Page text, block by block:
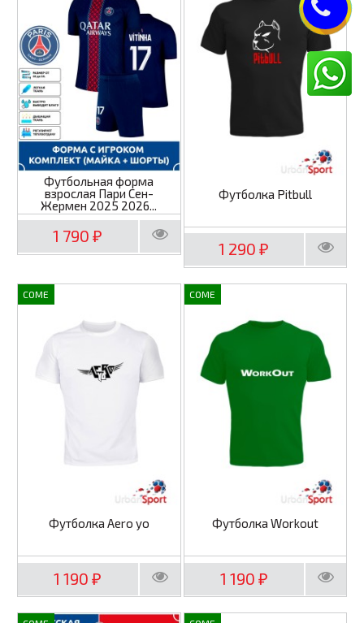
Футбольная форма
взрослая Пари Сен-
Жермен 2025 2026...
1 790₽
Футболка Pitbull
1 290₽
COME
Футболка Aero yo
1 190₽
COME
Футболка Workout
1 190 ₽